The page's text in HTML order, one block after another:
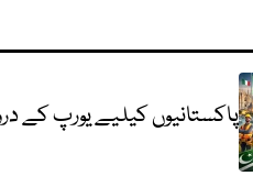
پاکستانیوں کیلیے یورپ کے